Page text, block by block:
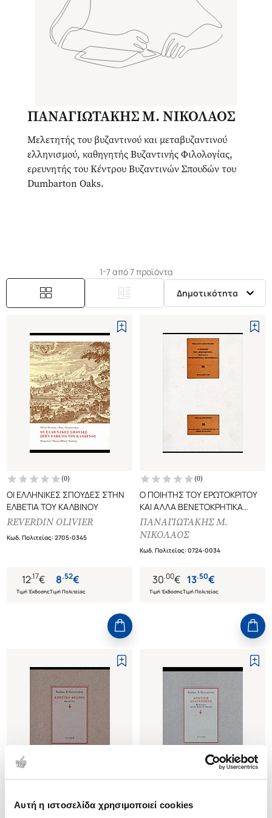
Αυτή η ιστοσελίδα χρησιμοποιεί cookies
ΠΑΝΑΓΙΩΤΑΚΗΣ Μ. ΝΙΚΟΛΑΟΣ
Μελετητής του βυζαντινού και μεταβυζαντινού
ελληνισμού, καθηγητής Βυζαντινής Φιλολογίας,
ερευνητής του Κέντρου Βυζαντινών Σπουδών του
Dumbarton Oaks.
1-7 από 7 προϊόντα
Δημοτικότητα
(0)
ΟΙ ΕΛΛΗΝΙΚΕΣ ΣΠΟΥΔΕΣ ΣΤΗΝ
ΕΛΒΕΤΙΑ ΤΟΥ ΚΑΛΒΙΝΟΥ
REVERDIN OLIVIER
Κωδ. Πολιτείας:2705-0345
12.17€
Τιμή Έκδοσης
8.52€
Τιμή Πολιτείας
(0)
Ο ΠΟΙΗΤΗΣ ΤΟΥ ΕΡΩΤΟΚΡΙΤΟΥ
ΚΑΙ ΑΛΛΑ ΒΕΝΕΤΟΚΡΗΤΙΚΑ
ΜΕΛΕΤΗΜΑΤΑ
ΠΑΝΑΓΙΩΤΑΚΗΣ Μ.
ΝΙΚΟΛΑΟΣ
Κωδ. Πολιτείας:0724-0034
30.00€
Τιμή Έκδοσης
13.50€
Τιμή Πολιτείας